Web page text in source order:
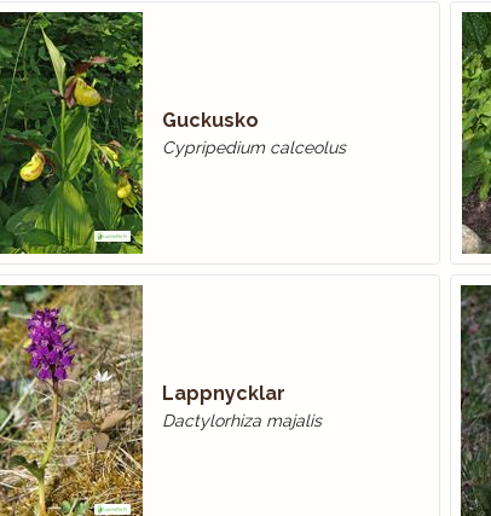
Guckusko
Cypripedium calceolus
Lappnycklar
Dactylorhiza majalis